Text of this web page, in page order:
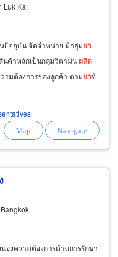
Luk Ka,
ปัจจุบัน จัดจำหน่าย มีกลุ่มยา
ค้าหลักเป็นกลุ่มวิตามินผลิต
ามต้องการของลูกค้า ตามยาที่
องความต้องการด้านการรักษา